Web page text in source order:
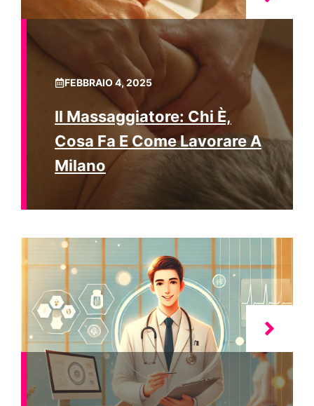
FEBBRAIO 4, 2025
Il Massaggiatore: Chi È,
Cosa Fa E Come Lavorare A
Milano